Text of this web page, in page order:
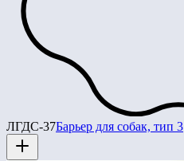
ЛГДС-37Барьер для собак, тип 3